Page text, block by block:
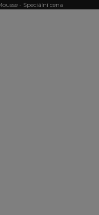
- Speciální cena